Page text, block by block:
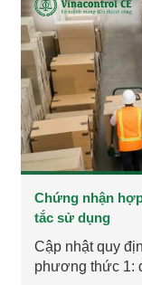
Chứng nhận
tắc sử dụng
Cập nhật quy
phương thức 1: